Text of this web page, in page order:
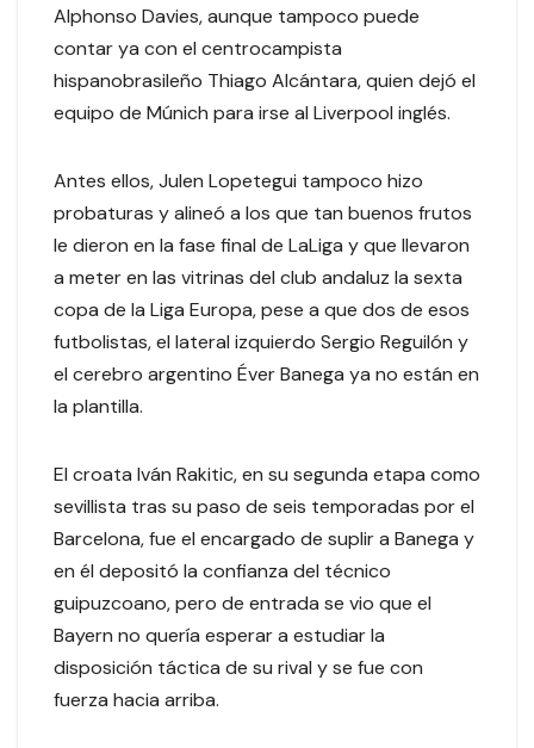
Alphonso Davies, aunque tampoco puede
contar ya con el centrocampista
hispanobrasileño Thiago Alcántara, quien dejó el
equipo de Múnich para irse al Liverpool inglés.
Antes ellos, Julen Lopetegui tampoco hizo
probaturas y alineó a los que tan buenos frutos
le dieron en la fase final de LaLiga y que llevaron
a meter en las vitrinas del club andaluz la sexta
copa de la Liga Europa, pese a que dos de esos
futbolistas, el lateral izquierdo Sergio Reguilón y
el cerebro argentino Éver Banega ya no están en
la plantilla.
El croata Iván Rakitic, en su segunda etapa como
sevillista tras su paso de seis temporadas por el
Barcelona, fue el encargado de suplir a Banega y
en él depositó la confianza del técnico
guipuzcoano, pero de entrada se vio que el
Bayern no quería esperar a estudiar la
disposición táctica de su rival y se fue con
fuerza hacia arriba.